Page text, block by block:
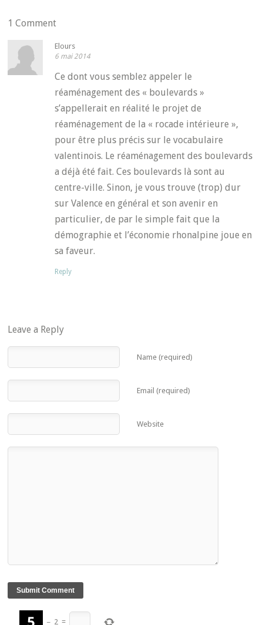
1 Comment
Elours
6 mai 2014
Ce dont vous semblez appeler le
réaménagement des « boulevards »
s’appellerait en réalité le projet de
réaménagement de la « rocade intérieure »,
pour être plus précis sur le vocabulaire
valentinois. Le réaménagement des boulevards
a déjà été fait. Ces boulevards là sont au
centre-ville. Sinon, je vous trouve (trop) dur
sur Valence en général et son avenir en
particulier, de par le simple fait que la
démographie et l’économie rhonalpine joue en
sa faveur.
Reply
Leave a Reply
Name (required)
Email (required)
Website
− 2 =